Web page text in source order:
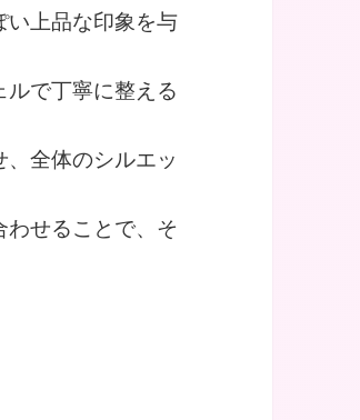
い上品な印象を与
で丁寧に整える
全体のシルエッ
わせることで、そ